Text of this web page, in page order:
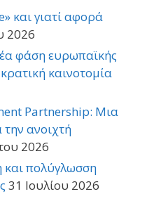
και γιατί αφορά
2026
φάση ευρωπαϊκής
καινοτομία
Partnership: Μια
ανοιχτή
2026
και πολύγλωσση
31 Ιουλίου 2026